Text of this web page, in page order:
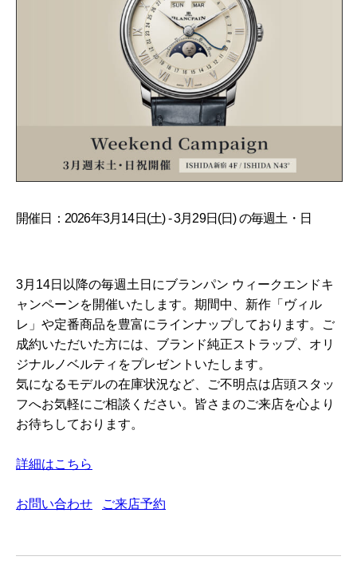
開催日：2026年3月14日(土) - 3月29日(日) の毎週土・日
3月14日以降の毎週土日にブランパン ウィークエンドキ
ャンペーンを開催いたします。期間中、新作「ヴィル
レ」や定番商品を豊富にラインナップしております。ご
成約いただいた方には、ブランド純正ストラップ、オリ
ジナルノベルティをプレゼントいたします。
気になるモデルの在庫状況など、ご不明点は店頭スタッ
フへお気軽にご相談ください。皆さまのご来店を心より
お待ちしております。
詳細はこちら
お問い合わせ ご来店予約